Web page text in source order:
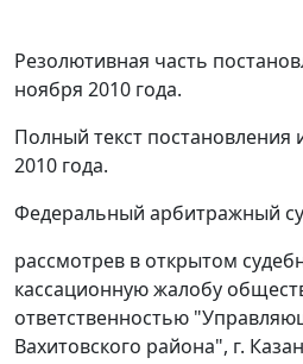
Резолютивная часть
ноября 2010 года.
Полный текст постановления
2010 года.
Федеральный арбитражный
рассмотрев в открытом
кассационную жалобу
ответственностью
Вахитовского района", г.